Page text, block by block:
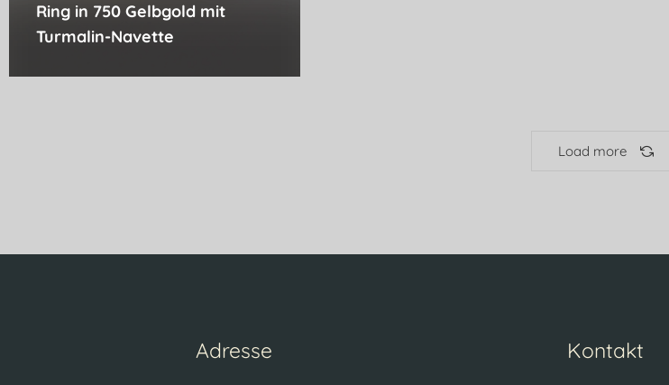
Ring in 750 Gelbgold mit
Turmalin-Navette
Load more
Adresse Kontakt